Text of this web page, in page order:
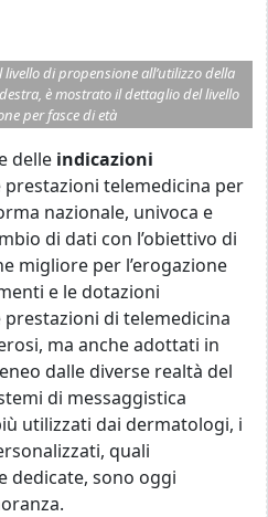
di propensione all’utilizzo della
è mostrato il dettaglio del livello
per fasce di età
delle indicazioni
telemedicina per
nazionale, univoca e
di dati con l’obiettivo di
migliore per l’erogazione
e le dotazioni
di telemedicina
ma anche adottati in
dalle diverse realtà del
di messaggistica
utilizzati dai dermatologi, i
quali
dedicate, sono oggi